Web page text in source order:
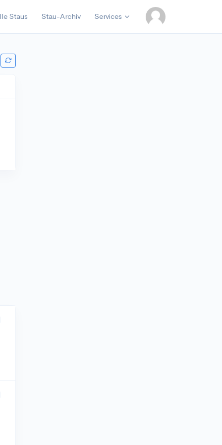
Staus Stau-Archiv Services